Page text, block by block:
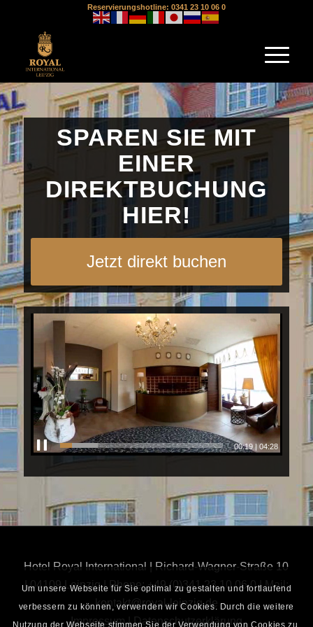
Reservierungshotline: 0341 23 10 06 0
SPAREN SIE MIT
EINER
DIREKTBUCHUNG
HIER!
Jetzt direkt buchen
Video-
Player
00:19 |04:28
Hotel Royal International | Richard-Wagner-Straße 10
| 04109 Leipzig | Phone: +49 (0)341 23 10 06 0 | Mail:
kontakt@royal-leipzig.de
Impressum|Datenschutzerklärung
Um unsere Webseite für Sie optimal zu gestalten und fortlaufend
verbessern zu können, verwenden wir Cookies. Durch die weitere
Nutzung der Webseite stimmen Sie der Verwendung von Cookies zu.